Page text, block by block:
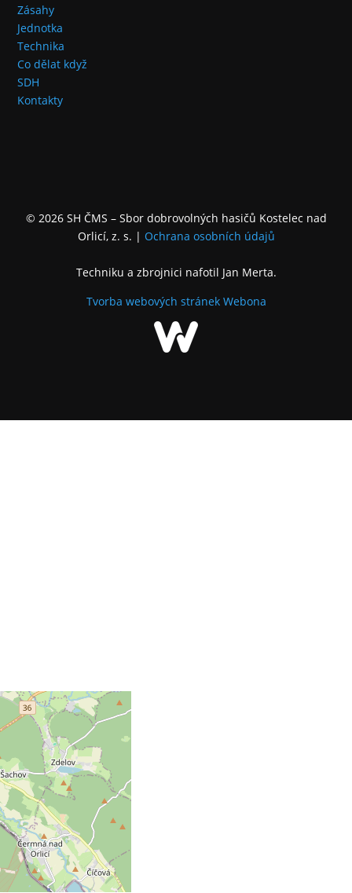
Zásahy
Jednotka
Technika
Co dělat když
SDH
Kontakty
© 2026 SH ČMS – Sbor dobrovolných hasičů Kostelec nad
Orlicí, z. s. | Ochrana osobních údajů
Techniku a zbrojnici nafotil Jan Merta.
Tvorba webových stránek Webona